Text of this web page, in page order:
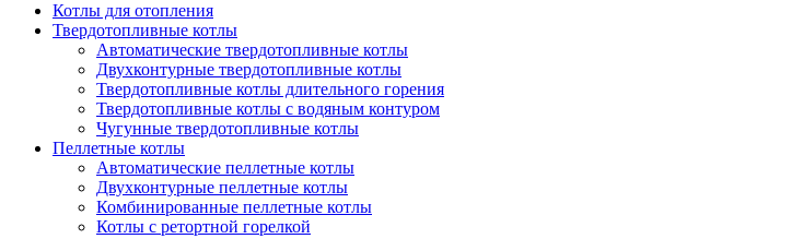
Котлы для отопления
Твердотопливные котлы
Автоматические твердотопливные котлы
Двухконтурные твердотопливные котлы
Твердотопливные котлы длительного горения
Твердотопливные котлы с водяным контуром
Чугунные твердотопливные котлы
Пеллетные котлы
Автоматические пеллетные котлы
Двухконтурные пеллетные котлы
Комбинированные пеллетные котлы
Котлы с ретортной горелкой